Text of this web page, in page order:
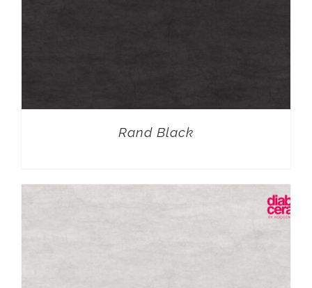
Rand Black